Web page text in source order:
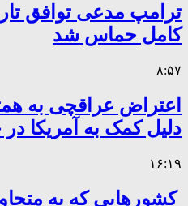
ترامپ مدعی توافق
کامل حماس شد
۸:۵۷
اعتراض عراقچی به
دلیل کمک به آمریکا
۱۶:۱۹
کشورهایی که به